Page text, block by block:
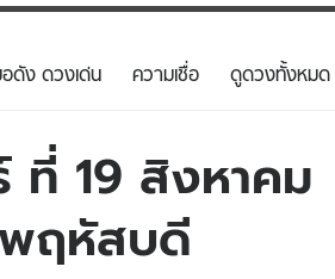
ไลฟ์สไตล์
วัยรุ่น
ไอที
รถยนต์
ดัง ดวงเด่น ความเชื่อ ดูดวงทั้งหมด
ที่ 19 สิงหาคม
พฤหัสบดี